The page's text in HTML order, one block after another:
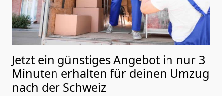
Jetzt ein günstiges Angebot in nur 3
Minuten erhalten für deinen Umzug
nach der Schweiz